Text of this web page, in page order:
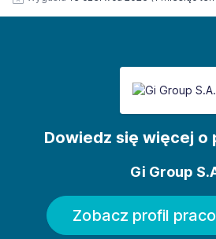
Dowiedz się więcej o
Gi Group
Zobacz profil